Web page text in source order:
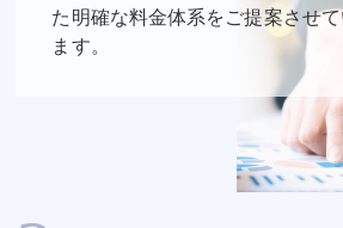
た明確な料金体系をご提案させ
ます。